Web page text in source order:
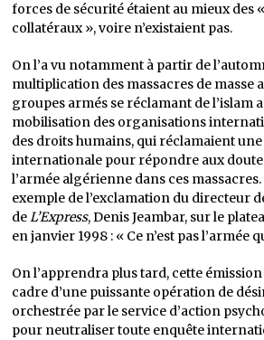
forces de sécurité étaient au mieux des
collatéraux », voire n’existaient pas.
On l’a vu notamment à partir de
multiplication des massacres de masse
groupes armés se réclamant de l’islam
mobilisation des organisations
des droits humains, qui réclamaient
internationale pour répondre aux
l’armée algérienne dans ces
exemple de l’exclamation du directeur
deL’Express, Denis Jeambar, sur le
en janvier 1998 : « Ce n’est pas l’armée
On l’apprendra plus tard, cette
cadre d’une puissante opération de
orchestrée par le service d’action
pour neutraliser toute enquête